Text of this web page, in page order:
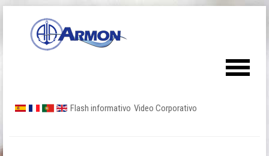
Flash informativo Video Corporativo